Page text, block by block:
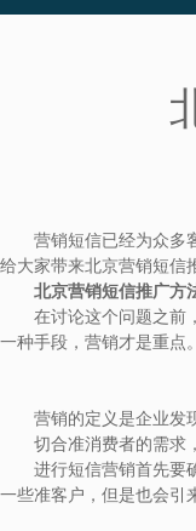
营销短信已经为众多客
给大家带来北京营销短信
北京营销短信推广方
在讨论这个问题之前，
一种手段，营销才是重点。
营销的定义是企业发现
切合准消费者的需求，
进行短信营销首先要确
一些准客户，但是也会引